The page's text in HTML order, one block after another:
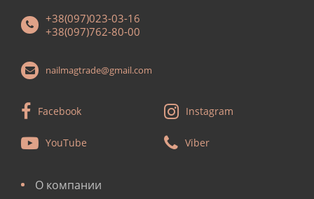
+38(097)023-03-16
+38(097)762-80-00
nailmagtrade@gmail.com
Facebook Instagram
YouTube Viber
О компании